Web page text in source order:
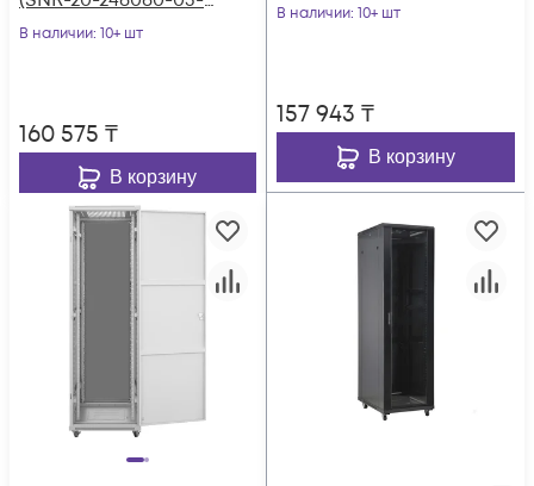
100)
В наличии: 10+ шт
160 575 ₸
В корзину
100)
В наличии: 10+ шт
157 943 ₸
В корзину